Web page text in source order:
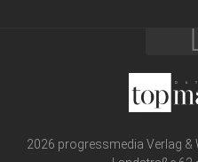
2026 progressmedia Verlag &